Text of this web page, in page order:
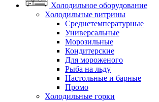
Холодильное оборудование
Холодильные витрины
Среднетемпературные
Универсальные
Морозильные
Кондитерские
Для мороженого
Рыба на льду
Настольные и барные
Промо
Холодильные горки